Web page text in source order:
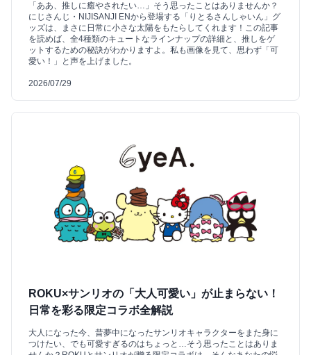
「ああ、推しに癒やされたい…」そう思ったことはありませんか？
にじさんじ・NIJISANJI ENから登場する「りとるさんしゃいん」グ
ッズは、まさに日常に小さな太陽をもたらしてくれます！この記事
を読めば、全4種類のキュートなラインナップの詳細と、推しをゲ
ットするための秘訣がわかりますよ。私も画像を見て、思わず「可
愛い！」と声を上げました。
2026/07/29
ROKU×サンリオの「大人可愛い」が止まらない！
日常を彩る限定コラボ全解説
大人になった今、昔夢中になったサンリオキャラクターをまた身に
つけたい、でも可愛すぎるのはちょっと…そう思ったことはありま